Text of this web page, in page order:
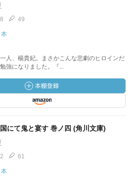
49
人、楊貴妃。まさかこんな悲劇のヒロインだ
強になりました。『...
にて鬼と宴す 巻ノ四 (角川文庫)
61